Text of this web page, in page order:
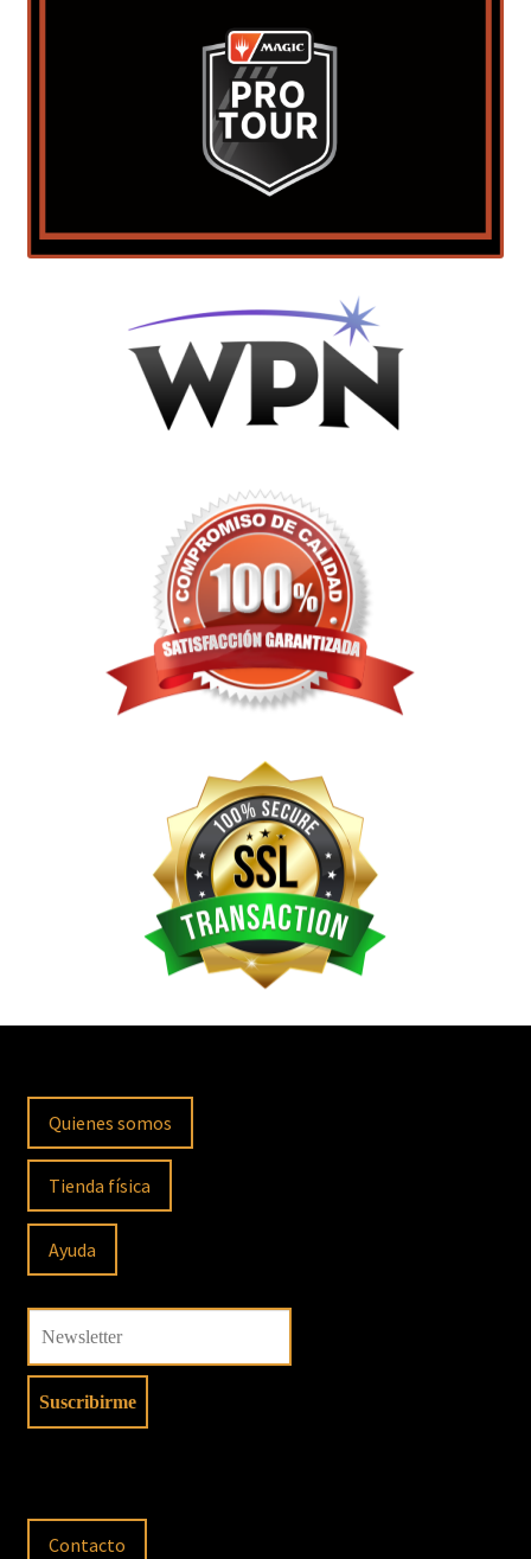
Quienes somos
Tienda física
Ayuda
Contacto